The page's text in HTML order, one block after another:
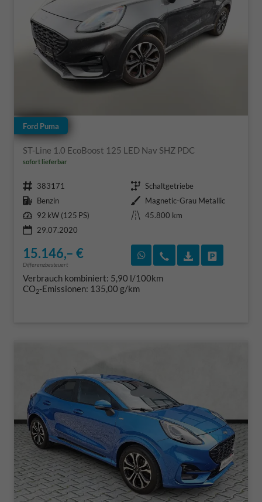
Ford Puma
ST-Line 1.0 EcoBoost 125 LED Nav SHZ PDC
sofort lieferbar
Fahrzeugnr. 383171 Getriebe Schaltgetriebe
Kraftstoff Benzin Außenfarbe Magnetic-Grau Metallic
Leistung 92 kW (125 PS) Kilometerstand
45.800 km
29.07.2020
15.146,– €
Differenzbesteuert
Rückruf vereinbaren
Wir rufen Sie an
Verbrauch kombiniert: 5,90 l/100km
CO2-Emissionen: 135,00 g/km